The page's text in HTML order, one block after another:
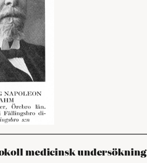
medicinsk undersökning